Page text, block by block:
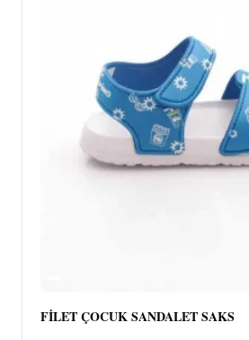
FİLET ÇOCUK SANDALET SAKS